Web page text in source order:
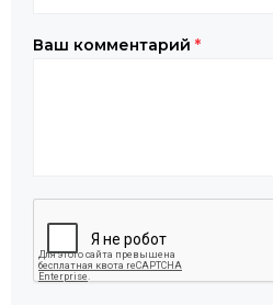
Ваш комментарий *